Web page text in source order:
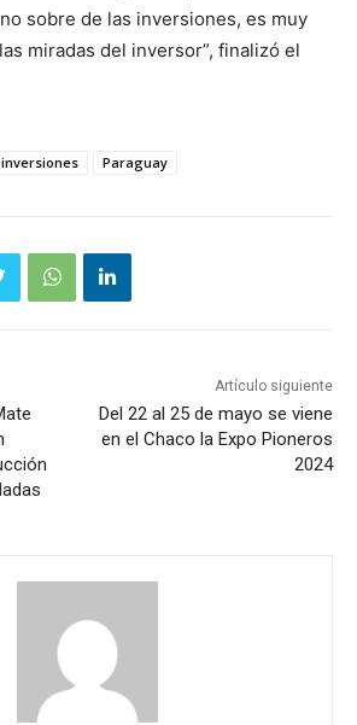
sobre de las inversiones, es muy
miradas del inversor”, finalizó el
inversiones Paraguay
Artículo siguiente
Del 22 al 25 de mayo se viene
en el Chaco la Expo Pioneros
2024